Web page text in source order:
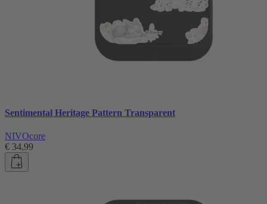
Sentimental Heritage Pattern Transparent
NIVOcore
€ 34,99